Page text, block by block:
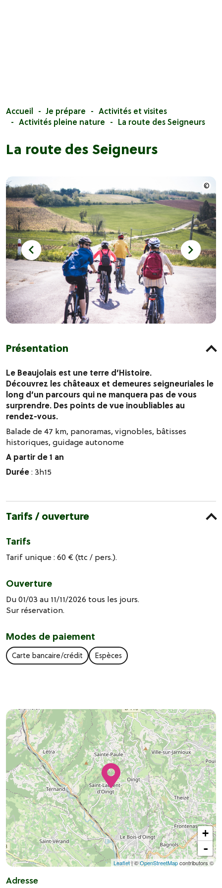
Accueil Je prépare
Activités et visites
Activités pleine nature
La route des Seigneurs
La route des Seigneurs
Présentation
Le Beaujolais est une terre d’Histoire.
Découvrez les châteaux et demeures seigneuriales le
long d’un parcours qui ne manquera pas de vous
surprendre. Des points de vue inoubliables au
rendez-vous.
Balade de 47 km, panoramas, vignobles, bâtisses
historiques, guidage autonome
A partir de 1 an
Durée: 3h15
Tarifs / ouverture
Tarifs
Tarif unique : 60 € (ttc / pers.).
Ouverture
Du 01/03 au 11/11/2026 tous les jours.
Sur réservation.
Modes de paiement
Carte bancaire/crédit Espèces
+
-
Leaflet| ©OpenStreetMapcontributors ©
Adresse